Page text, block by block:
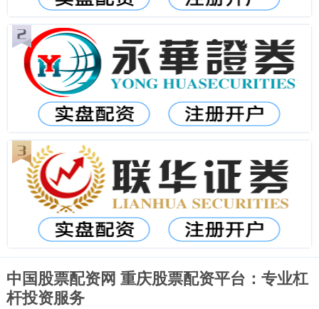
中国股票配资网 重庆股票配资平台：专业杠
杆投资服务